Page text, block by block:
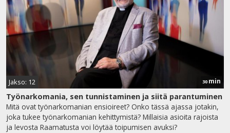
Jakso: 12 30 min
Työnarkomania, sen tunnistaminen ja siitä parantuminen
Mitä ovat työnarkomanian ensioireet? Onko tässä ajassa jotakin,
joka tukee työnarkomanian kehittymistä? Millaisia asioita rajoista
ja levosta Raamatusta voi löytää toipumisen avuksi?